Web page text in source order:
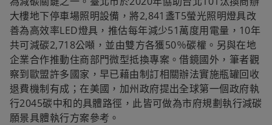
大樓地下停車場照明設備，將2,841盞T5螢光照明燈具改
善為高效率LED燈具，推估每年減少51萬度用電量，10年
共可減碳2,718公噸，並由雙方各獲50％碳權。另與在地
企業合作推動住商部門微型抵換專案。借鏡國外，筆者觀
察到歐盟許多國家，早已藉由制訂相關辦法實施瓶罐回收
退費機制有成；在美國，加州政府提出全球第一個政府執
行2045碳中和的具體路徑，此皆可做為市府規劃執行減碳
願景具體執行方案參考。